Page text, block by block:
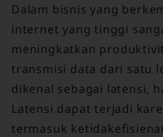
Dalam bisnis yang
internet yang tinggi
meningkatkan
transmisi data dari satu
dikenal sebagai latensi,
Latensi dapat terjadi
termasuk